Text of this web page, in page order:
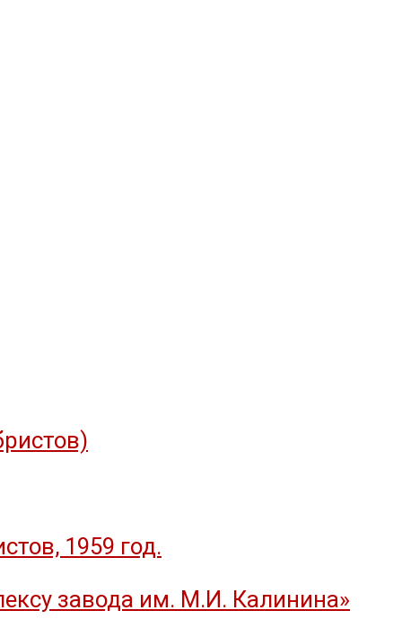
1959 год.
завода им. М.И. Калинина»